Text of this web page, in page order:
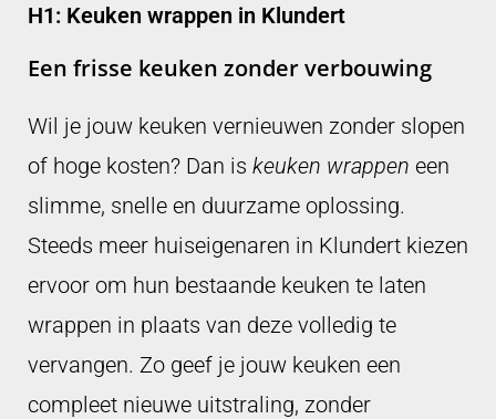
H1: Keuken wrappen in Klundert
Een frisse keuken zonder verbouwing
Wil je jouw keuken vernieuwen zonder slopen
of hoge kosten? Dan is keuken wrappen een
slimme, snelle en duurzame oplossing.
Steeds meer huiseigenaren in Klundert kiezen
ervoor om hun bestaande keuken te laten
wrappen in plaats van deze volledig te
vervangen. Zo geef je jouw keuken een
compleet nieuwe uitstraling, zonder